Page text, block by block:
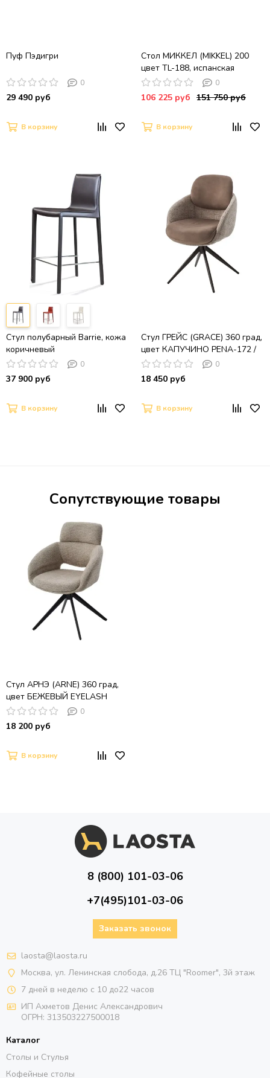
Пуф Пэдигри
0
29 490 руб
В корзину
Стол МИККЕЛ (MIKKEL) 200
цвет TL-188, испанская
керамика / ЧЕРНЫЙ, ®DISAUR
0
106 225 руб 151 750 руб
В корзину
Стул полубарный Barrie, кожа
коричневый
0
37 900 руб
В корзину
Стул ГРЕЙС (GRACE) 360 град,
цвет КАПУЧИНО PENA-172 /
G1229-7, ткань /
ШОКОЛАДНОЕ ЗОЛОТО
0
18 450 руб
В корзину
Сопутствующие товары
Стул АРНЭ (ARNE) 360 град,
цвет БЕЖЕВЫЙ EYELASH
-120, фактурный шенилл /
ЧЕРНЫЙ каркас, ®DISAUR
0
18 200 руб
В корзину
8 (800) 101-03-06
+7(495)101-03-06
Заказать звонок
laosta@laosta.ru
Москва, ул. Ленинская слобода, д.26 ТЦ "Roomer", 3й этаж
7 дней в неделю с 10 до22 часов
ИП Ахметов Денис Александрович
ОГРН: 313503227500018
Каталог
Столы и Стулья
Кофейные столы